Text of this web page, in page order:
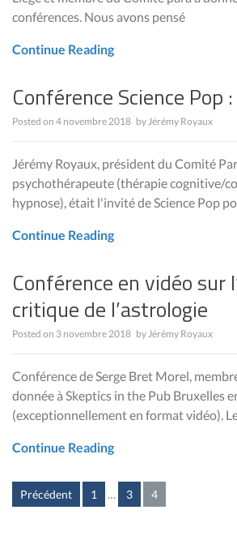
conférences. Nous avons pensé
Continue Reading
Conférence Science Pop
Posted on 4 novembre 2018 byJérémy Royaux
Jérémy Royaux, président du Comité
psychothérapeute (thérapie cognitive/
hypnose), était l'invité de Science Pop
Continue Reading
Conférence en vidéo sur
critique de l’astrologie
Posted on 3 novembre 2018 byJérémy Royaux
Conférence de Serge Bret Morel,
donnée à Skeptics in the Pub Bruxelles
(exceptionnellement en format vidéo).
Continue Reading
Posts
Précédent 1 … 3 4